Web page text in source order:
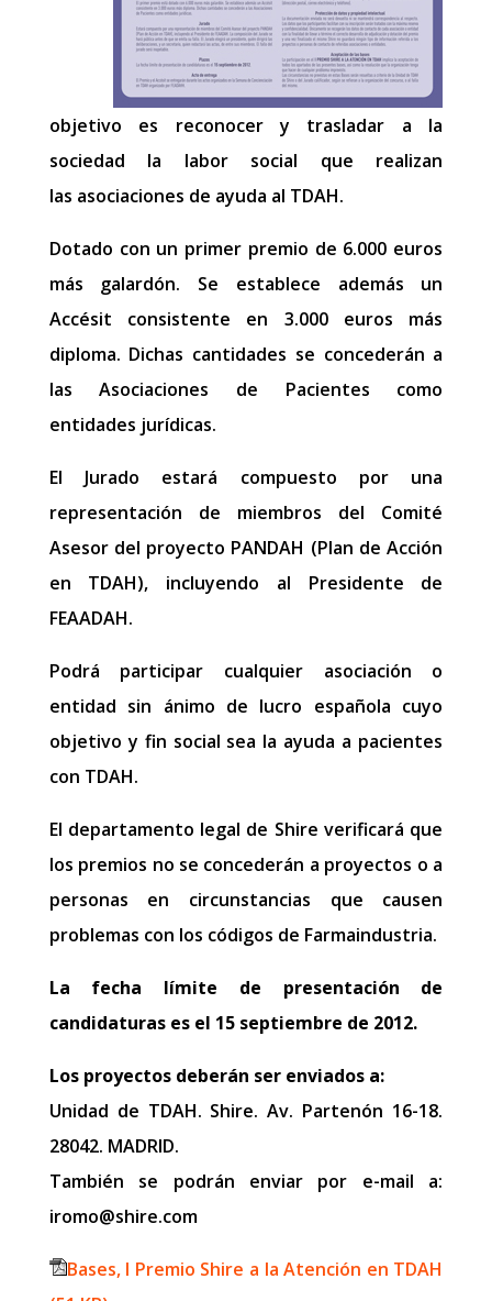
objetivo es reconocer y trasladar a la
sociedad la labor social que realizan
las asociaciones de ayuda al TDAH.
Dotado con un primer premio de 6.000 euros
más galardón. Se establece además un
Accésit consistente en 3.000 euros más
diploma. Dichas cantidades se concederán a
las Asociaciones de Pacientes como
entidades jurídicas.
El Jurado estará compuesto por una
representación de miembros del Comité
Asesor del proyecto PANDAH (Plan de Acción
en TDAH), incluyendo al Presidente de
FEAADAH.
Podrá participar cualquier asociación o
entidad sin ánimo de lucro española cuyo
objetivo y fin social sea la ayuda a pacientes
con TDAH.
El departamento legal de Shire verificará que
los premios no se concederán a proyectos o a
personas en circunstancias que causen
problemas con los códigos de Farmaindustria.
La fecha límite de presentación de
candidaturas es el 15 septiembre de 2012.
Los proyectos deberán ser enviados a:
Unidad de TDAH. Shire. Av. Partenón 16-18.
28042. MADRID.
También se podrán enviar por e-mail a:
iromo@shire.com
Bases, I Premio Shire a la Atención en TDAH